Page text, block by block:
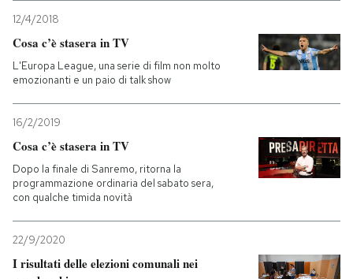
12/4/2018
Cosa c’è stasera in TV
L'Europa League, una serie di film non molto
emozionanti e un paio di talk show
16/2/2019
Cosa c’è stasera in TV
Dopo la finale di Sanremo, ritorna la
programmazione ordinaria del sabato sera,
con qualche timida novità
22/9/2020
I risultati delle elezioni comunali nei